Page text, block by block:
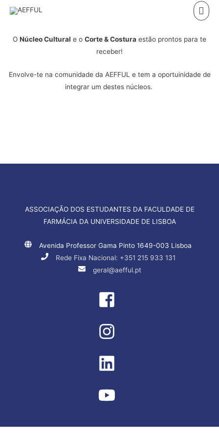
Skip
O Núcleo Cultural e o Corte & Costura estão prontos para te
receber!
Envolve-te na comunidade da AEFFUL e tem a oportuinidade de
integrar um destes núcleos.
ASSOCIAÇÃO DOS ESTUDANTES DA FACULDADE DE
FARMÁCIA DA UNIVERSIDADE DE LISBOA
Avenida Professor Gama Pinto 1649-003 Lisboa
Rede Fixa Nacional: +351 215 933 131
geral@aefful.pt